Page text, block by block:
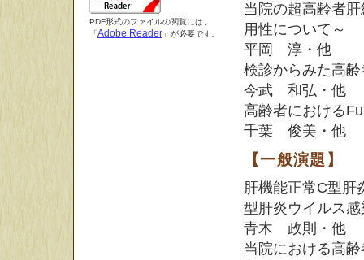
PDF形式のファイルの閲覧には、
「Adobe Reader 」が必要です。
当院の超高齢者
用性について～
平岡 淳・他
検診からみた高
今武 和弘・他
高齢者における
千葉 俊美・他
【一般演題】
肝機能正常C型
型肝炎ウイルス
青木 政則・他
当院における高